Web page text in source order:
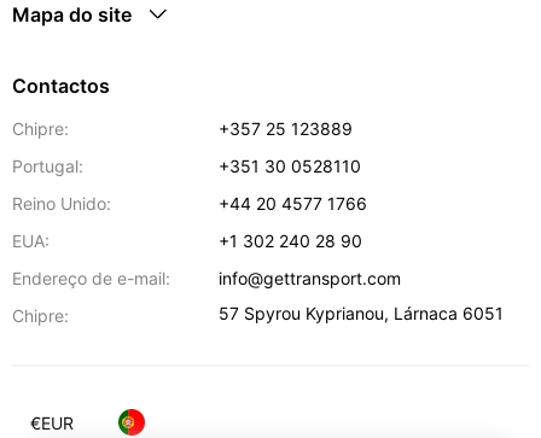
Mapa do site
Contactos
Chipre:
+357 25 123889
Portugal:
+351 30 0528110
Reino Unido:
+44 20 4577 1766
EUA:
+1 302 240 28 90
Endereço de e-mail:
info@gettransport.com
Chipre:
57 Spyrou Kyprianou, Lárnaca 6051
€EUR